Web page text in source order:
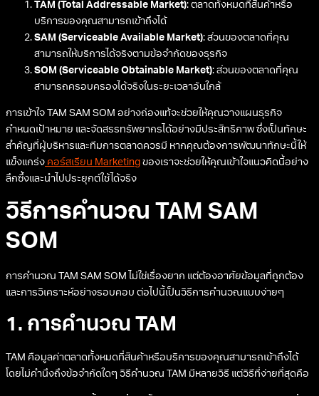
TAM (Total Addressable Market): ตลาดทั้งหมดที่สินค้าหรือ
บริการของคุณสามารถเข้าถึงได้
SAM (Serviceable Available Market): ส่วนของตลาดที่คุณ
สามารถให้บริการได้จริงตามข้อจำกัดของธุรกิจ
SOM (Serviceable Obtainable Market): ส่วนของตลาดที่คุณ
สามารถครอบครองได้จริงในระยะเวลาอันใกล้
การเข้าใจ TAM SAM SOM อย่างถ่องแท้จะช่วยให้คุณวางแผนธุรกิจ
กำหนดเป้าหมาย และจัดสรรทรัพยากรได้อย่างมีประสิทธิภาพ ซึ่งเป็นทักษะ
สำคัญที่ผู้บริหารและทีมการตลาดควรมี หากคุณต้องการพัฒนาทักษะนี้ให้
แข็งแกร่ง คอร์สเรียน Marketing ของเราจะช่วยให้คุณเข้าใจแนวคิดนี้อย่าง
ลึกซึ้งและนำไปประยุกต์ใช้ได้จริง
วิธีการคำนวณ TAM SAM
SOM
การคำนวณ TAM SAM SOM ไม่ใช่เรื่องยาก แต่ต้องอาศัยข้อมูลที่ถูกต้อง
และการวิเคราะห์อย่างรอบคอบ ต่อไปนี้เป็นวิธีการคำนวณแบบง่ายๆ
1. การคำนวณ TAM
TAM คือมูลค่าตลาดทั้งหมดที่สินค้าหรือบริการของคุณสามารถเข้าถึงได้
โดยไม่คำนึงถึงข้อจำกัดใดๆ วิธีคำนวณ TAM มีหลายวิธี แต่วิธีที่ง่ายที่สุดคือ